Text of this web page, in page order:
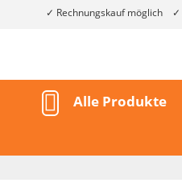
Rechnungskauf möglich
Alle Produkte